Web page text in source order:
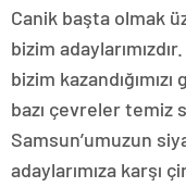
Canik başta olmak
bizim
bizim
bazı çevreler temiz
Samsun’umuzun
adaylarımıza karşı